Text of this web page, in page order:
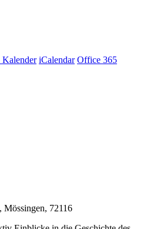
Kalender iCalendar Office 365
Mössingen, 72116